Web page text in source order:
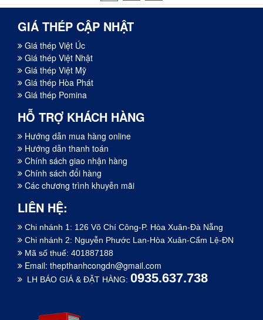
GIÁ THÉP CẬP NHẬT
Giá thép Việt Úc
Giá thép Việt Nhật
Giá thép Việt Mỹ
Giá thép Hòa Phát
Giá thép Pomina
HỖ TRỢ KHÁCH HÀNG
Hướng dẫn mua hàng online
Hướng dẫn thanh toán
Chính sách giao nhận hàng
Chính sách đổi hàng
Các chương trình khuyễn mãi
LIÊN HỆ:
Chi nhánh 1: 126 Võ Chí Công-P. Hòa Xuân-Đà Nẵng
Chi nhánh 2: Nguyễn Phước Lan-Hòa Xuân-Cẩm Lệ-ĐN
Mã số thuế: 401887188
Email: thepthanhcongdn@gmail.com
LH BÁO GIÁ & ĐẶT HÀNG: 0935.637.738